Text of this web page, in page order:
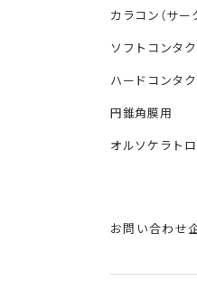
カラコン（サー
ソフトコンタ
ハードコンタ
円錐角膜用
オルソケラト
お問い合わせ